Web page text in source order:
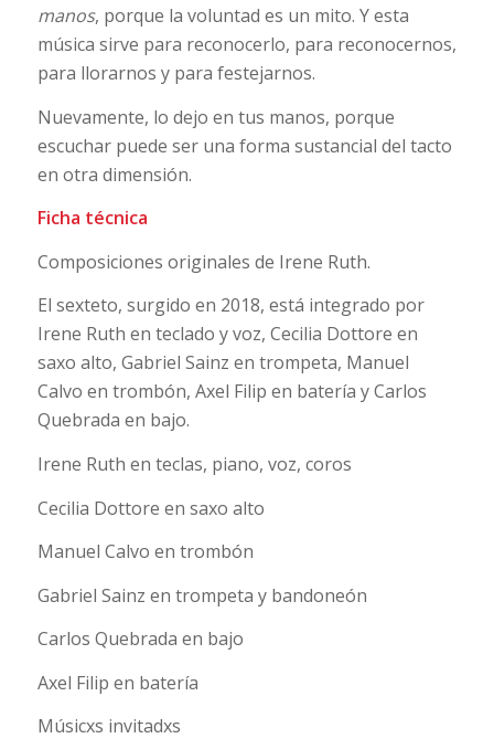
manos, porque la voluntad es un mito. Y esta
música sirve para reconocerlo, para reconocernos,
para llorarnos y para festejarnos.
Nuevamente, lo dejo en tus manos, porque
escuchar puede ser una forma sustancial del tacto
en otra dimensión.
Ficha técnica
Composiciones originales de Irene Ruth.
El sexteto, surgido en 2018, está integrado por
Irene Ruth en teclado y voz, Cecilia Dottore en
saxo alto, Gabriel Sainz en trompeta, Manuel
Calvo en trombón, Axel Filip en batería y Carlos
Quebrada en bajo.
Irene Ruth en teclas, piano, voz, coros
Cecilia Dottore en saxo alto
Manuel Calvo en trombón
Gabriel Sainz en trompeta y bandoneón
Carlos Quebrada en bajo
Axel Filip en batería
Músicxs invitadxs